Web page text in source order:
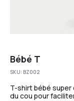
Bébé T
SKU: BZ002
T-shirt bébé
du cou pour